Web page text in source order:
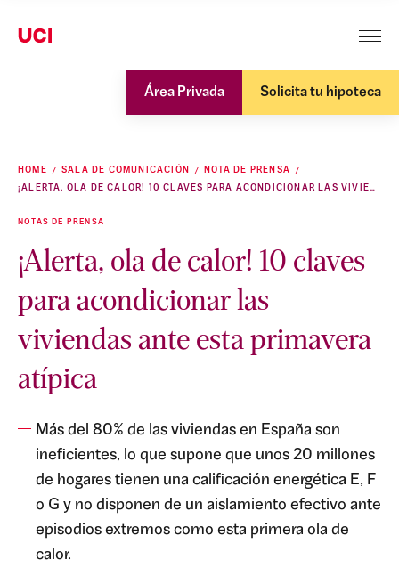
Área Privada Solicita tu hipoteca
HOME SALA DE COMUNICACIÓN
NOTA DE PRENSA
¡ALERTA, OLA DE CALOR! 10 CLAVES PARA ACONDICIONAR LAS VIVIENDAS ANTE ESTA PRIMAVERA ATÍPICA
NOTAS DE PRENSA
¡Alerta, ola de calor! 10 claves
para acondicionar las
viviendas ante esta primavera
atípica
Más del 80% de las viviendas en España son
ineficientes, lo que supone que unos 20 millones
de hogares tienen una calificación energética E, F
o G y no disponen de un aislamiento efectivo ante
episodios extremos como esta primera ola de
calor.